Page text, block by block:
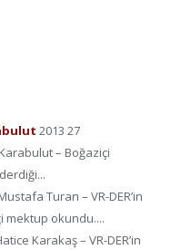
2013 27
– Boğaziçi
Turan – VR-DER’in
mektup okundu....
Karakaş – VR-DER’in